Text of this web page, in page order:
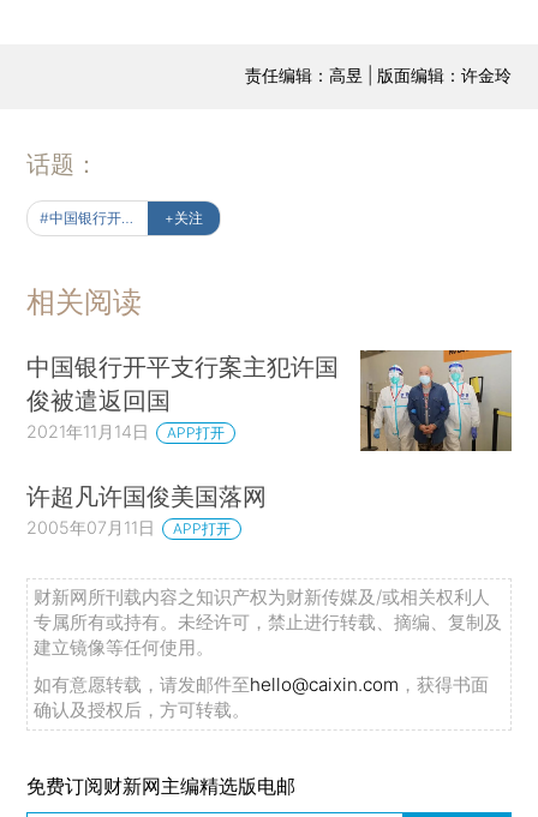
责任编辑：高昱 | 版面编辑：许金玲
话题：
+关注
相关阅读
中国银行开平支行案主犯许国
俊被遣返回国
2021年11月14日 APP打开
许超凡许国俊美国落网
2005年07月11日 APP打开
财新网所刊载内容之知识产权为财新传媒及/或相关权利人
专属所有或持有。未经许可，禁止进行转载、摘编、复制及
建立镜像等任何使用。
如有意愿转载，请发邮件至hello@caixin.com ，获得书面
确认及授权后，方可转载。
免费订阅财新网主编精选版电邮